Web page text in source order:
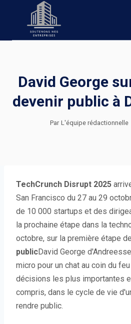
David George
devenir public à
Par L'équipe rédactionnelle
TechCrunch Disrupt 2025
San Francisco du 27 au 29
de 10 000 startups et des
la prochaine étape dans la
octobre, sur la première étape
publicDavid George
micro pour un chat au coin du
décisions les plus importantes
compris, dans le cycle de vie
rendre public.